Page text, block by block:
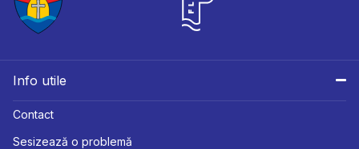
Info utile
Contact
Sesizează o problemă